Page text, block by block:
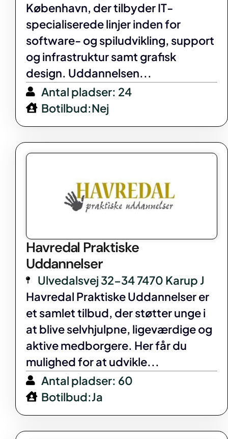
København, der tilbyder IT-
specialiserede linjer inden for
software- og spiludvikling, support
og infrastruktur samt grafisk
design. Uddannelsen...
Antal pladser: 24
Botilbud:Nej
Havredal Praktiske
Uddannelser
Ulvedalsvej 32-34 7470 Karup J
Havredal Praktiske Uddannelser er
et samlet tilbud, der støtter unge i
at blive selvhjulpne, ligeværdige og
aktive medborgere. Her får du
mulighed for at udvikle...
Antal pladser: 60
Botilbud:Ja